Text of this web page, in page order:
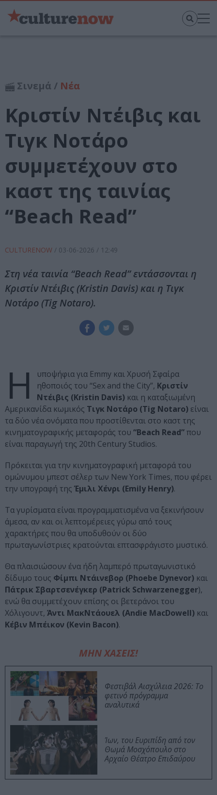
Σινεμά / Νέα
Κριστίν Ντέιβις και
Τιγκ Νοτάρο
συμμετέχουν στο
καστ της ταινίας
“Beach Read”
CULTURENOW / 03-06-2026 / 12:49
Στη νέα ταινία “Beach Read” εντάσσονται η
Κριστίν Ντέιβις (Kristin Davis) και η Τιγκ
Νοτάρο (Tig Notaro).
Η
υποψήφια για Emmy και Χρυσή Σφαίρα
ηθοποιός του “Sex and the City”, Κριστίν
Ντέιβις (Kristin Davis) και η καταξιωμένη
Αμερικανίδα κωμικός Τιγκ Νοτάρο (Tig Notaro) είναι
τα δύο νέα ονόματα που προστίθενται στο καστ της
κινηματογραφικής μεταφοράς του “Beach Read”που
είναι παραγωγή της 20th Century Studios.
Πρόκειται για την κινηματογραφική μεταφορά του
ομώνυμου μπεστ σέλερ των New York Times, που φέρει
την υπογραφή της Έμιλι Χένρι (Emily Henry).
Τα γυρίσματα είναι προγραμματισμένα να ξεκινήσουν
άμεσα, αν και οι λεπτομέρειες γύρω από τους
χαρακτήρες που θα υποδυθούν οι δύο
πρωταγωνίστριες κρατούνται επτασφράγιστο μυστικό.
Θα πλαισιώσουν ένα ήδη λαμπερό πρωταγωνιστικό
δίδυμο τους Φίμπι Ντάινεβορ (Phoebe Dynevor) και
Πάτρικ Σβαρτσενέγκερ (Patrick Schwarzenegger),
ενώ θα συμμετέχουν επίσης οι βετεράνοι του
Χόλιγουντ, Άντι ΜακΝτάουελ (Andie MacDowell) και
Κέβιν Μπέικον (Kevin Bacon).
ΜΗΝ ΧΑΣΕΙΣ!
Φεστιβάλ Αισχύλεια 2026: Το
φετινό πρόγραμμα
αναλυτικά
Ίων, του Ευριπίδη από τον
Θωμά Μοσχόπουλο στο
Αρχαίο Θέατρο Επιδαύρου